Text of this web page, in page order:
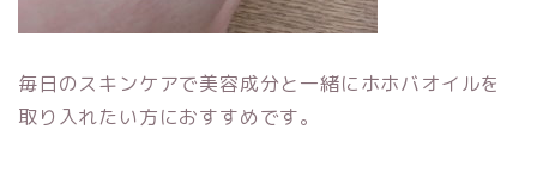
毎日のスキンケアで美容成分と一緒にホホバオイルを
取り入れたい方におすすめです。